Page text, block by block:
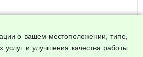
о вашем местоположении, типе,
и улучшения качества работы
временно отключена!